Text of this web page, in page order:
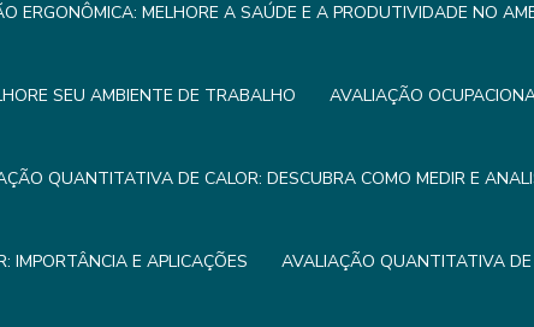
ERGONÔMICA: MELHORE A SAÚDE E A PRODUTIVIDADE NO
SEU AMBIENTE DE TRABALHO AVALIAÇÃO
QUANTITATIVA DE CALOR: DESCUBRA COMO MEDIR E
IMPORTÂNCIA E APLICAÇÕES AVALIAÇÃO QUANTITATIVA